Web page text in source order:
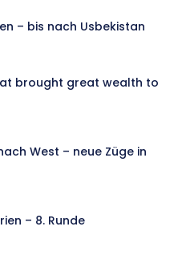
– bis nach Usbekistan
brought great wealth to
West – neue Züge in
– 8. Runde